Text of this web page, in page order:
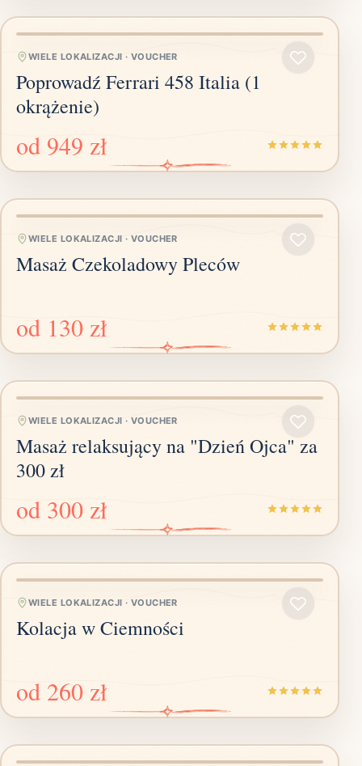
WIELE LOKALIZACJI · VOUCHER
Poprowadź Ferrari 458 Italia (1
okrążenie)
od 949 zł
WIELE LOKALIZACJI · VOUCHER
Masaż Czekoladowy Pleców
od 130 zł
WIELE LOKALIZACJI · VOUCHER
Masaż relaksujący na "Dzień Ojca" za
300 zł
od 300 zł
WIELE LOKALIZACJI · VOUCHER
Kolacja w Ciemności
od 260 zł